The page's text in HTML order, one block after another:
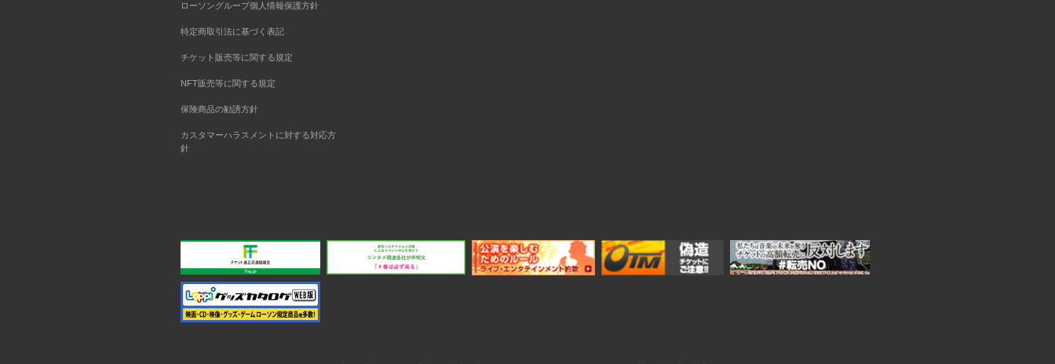
ローソングループ個人情報保護方針
特定商取引法に基づく表記
チケット販売等に関する規定
NFT販売等に関する規定
保険商品の勧誘方針
カスタマーハラスメントに対する対応方
針